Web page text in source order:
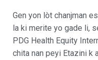
Gen yon lòt chanjman
la ki merite yo gade li,
PDG Health Equity
chita nan peyi Etazini k